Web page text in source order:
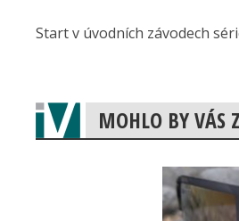
Start v úvodních závodech
MOHLO BY VÁS